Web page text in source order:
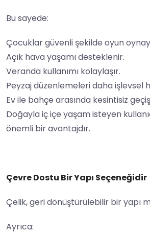
Bu sayede:
Çocuklar güvenli şekilde oyun
Açık hava yaşamı desteklenir.
Veranda kullanımı kolaylaşır.
Peyzaj düzenlemeleri daha işlevsel
Ev ile bahçe arasında kesintisiz
Doğayla iç içe yaşam isteyen
önemli bir avantajdır.
Çevre Dostu Bir Yapı Seçeneğidir
Çelik, geri dönüştürülebilir bir yapı
Ayrıca: